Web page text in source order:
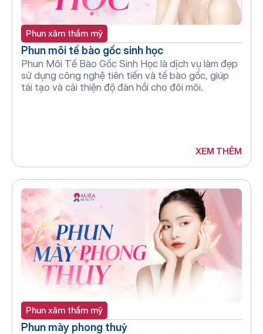
Phun xăm thẩm mỹ
Phun môi tế bào gốc sinh học
Phun Môi Tế Bào Gốc Sinh Học là dịch vụ làm đẹp
sử dụng công nghệ tiên tiến và tế bào gốc, giúp
tái tạo và cải thiện độ đàn hồi cho đôi môi.
XEM THÊM
Phun xăm thẩm mỹ
Phun mày phong thuỷ